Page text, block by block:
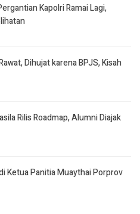
Kapolri Ramai Lagi,
Dihujat karena BPJS, Kisah
Rilis Roadmap, Alumni Diajak
Ketua Panitia Muaythai Porprov